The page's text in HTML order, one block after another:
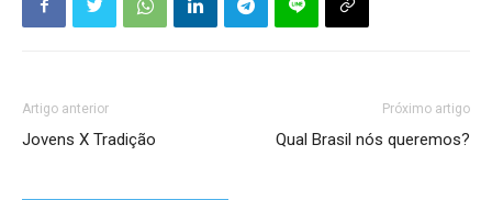
Artigo anterior
Jovens X Tradição
Próximo artigo
Qual Brasil nós queremos?